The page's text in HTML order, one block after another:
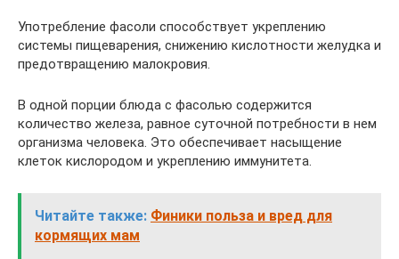
Употребление фасоли способствует укреплению
системы пищеварения, снижению кислотности желудка и
предотвращению малокровия.
В одной порции блюда с фасолью содержится
количество железа, равное суточной потребности в нем
организма человека. Это обеспечивает насыщение
клеток кислородом и укреплению иммунитета.
Читайте также: Финики польза и вред для
кормящих мам